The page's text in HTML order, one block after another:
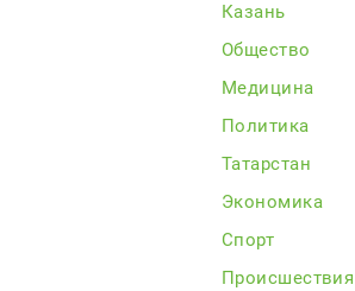
Казань
Общество
Медицина
Политика
Татарстан
Экономика
Спорт
Происшествия